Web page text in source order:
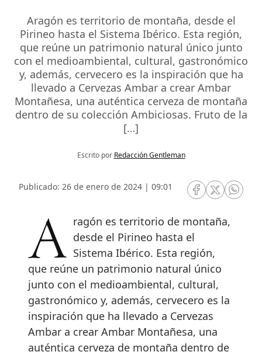
Aragón es territorio de montaña, desde el
Pirineo hasta el Sistema Ibérico. Esta región,
que reúne un patrimonio natural único junto
con el medioambiental, cultural, gastronómico
y, además, cervecero es la inspiración que ha
llevado a Cervezas Ambar a crear Ambar
Montañesa, una auténtica cerveza de montaña
dentro de su colección Ambiciosas. Fruto de la
[…]
Escrito por Redacción Gentleman
Publicado: 26 de enero de 2024 | 09:01
RRSS Facebook
RRSSRRSS
Aragón es territorio de montaña, desde el Pirineo hasta el
Sistema Ibérico. Esta región,
que reúne un patrimonio natural único
junto con el medioambiental, cultural,
gastronómico y, además, cervecero es la
inspiración que ha llevado a Cervezas
Ambar a crear Ambar Montañesa, una
auténtica cerveza de montaña dentro de